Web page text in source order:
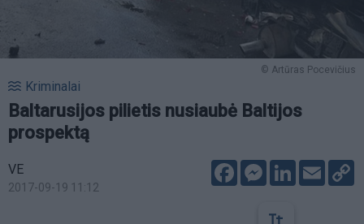
© Artūras Pocevičius
Kriminalai
Baltarusijos pilietis nusiaubė Baltijos
prospektą
VE
2017-09-19 11:12
FacebookMessenger
LinkedIn
Email